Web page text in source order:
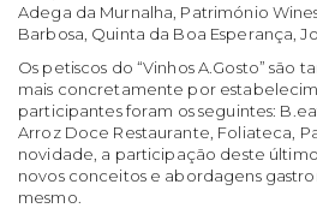
Adega da Murnalha, Património
Barbosa, Quinta da Boa Esperança,
Os petiscos do “Vinhos A.Gosto”
mais concretamente por
participantes foram os seguintes:
Arroz Doce Restaurante, Foliateca,
novidade, a participação deste
novos conceitos e abordagens
mesmo.